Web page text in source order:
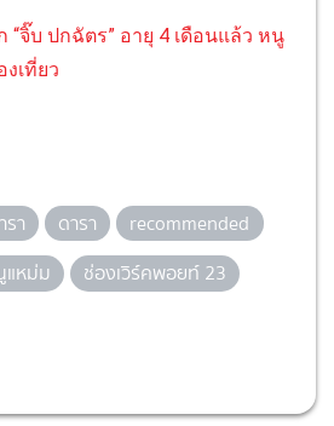
“จิ๊บ ปกฉัตร” อายุ 4 เดือนแล้ว หนู
งเที่ยว
รา ดารา
recommended
แหม่ม
ช่องเวิร์คพอยท์ 23